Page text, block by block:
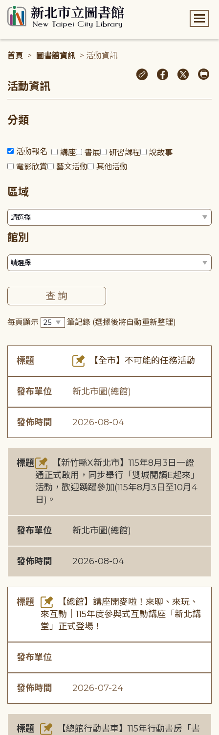
首頁 > 圖書館資訊 > 活動資訊
活動資訊
分類
活動報名 講座 書展 研習課程
說故事
電影欣賞
藝文活動 其他活動
區域
館別
每頁顯示 筆記錄 (選擇後將自動重新整理)
標題 【全市】不可能的任務活動
發布單位 新北市圖(總館)
發佈時間 2026-08-04
標題
【新竹縣X新北市】115年8月3日一證
通正式啟用，同步舉行「雙城閱讀E起來」
活動，歡迎踴躍參加(115年8月3日至10月4
日)。
發布單位 新北市圖(總館)
發佈時間 2026-08-04
標題
【總館】講座開麥啦！來聊、來玩、
來互動｜115年度參與式互動講座「新北講
堂」正式登場！
發布單位
發佈時間 2026-07-24
標題
【總館行動書車】115年行動書房「書